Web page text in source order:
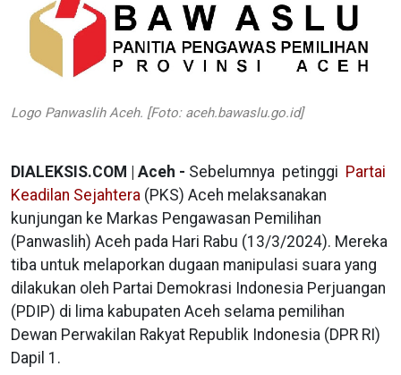
Logo Panwaslih Aceh. [Foto: aceh.bawaslu.go.id]
DIALEKSIS.COM | Aceh - Sebelumnya petinggi Partai
Keadilan Sejahtera (PKS) Aceh melaksanakan
kunjungan ke Markas Pengawasan Pemilihan
(Panwaslih) Aceh pada Hari Rabu (13/3/2024). Mereka
tiba untuk melaporkan dugaan manipulasi suara yang
dilakukan oleh Partai Demokrasi Indonesia Perjuangan
(PDIP) di lima kabupaten Aceh selama pemilihan
Dewan Perwakilan Rakyat Republik Indonesia (DPR RI)
Dapil 1.